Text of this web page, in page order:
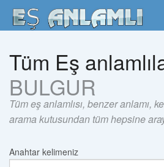
Tüm Eş
BULGUR
Tüm eş anlamlısı, benzer anlamı,
arama kutusundan tüm hepsine
Anahtar kelimeniz